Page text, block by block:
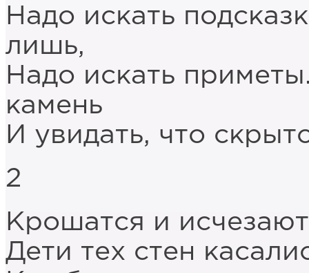
Надо искать
лишь,
Надо искать
камень
И увидать, что
2
Крошатся и
Дети тех стен